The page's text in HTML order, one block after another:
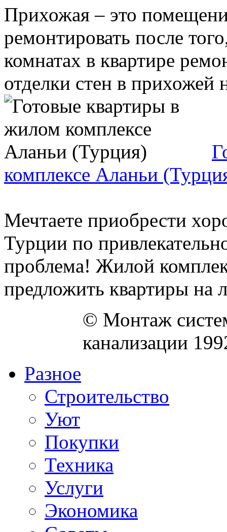
Прихожая – это
ремонтировать после
комнатах в квартире
отделки стен в прихожей
комплексе Аланьи
Мечтаете приобрести
Турции по
проблема! Жилой
предложить квартиры на
© Монтаж
канализации
Разное
Строительство
Уют
Покупки
Техника
Услуги
Экономика